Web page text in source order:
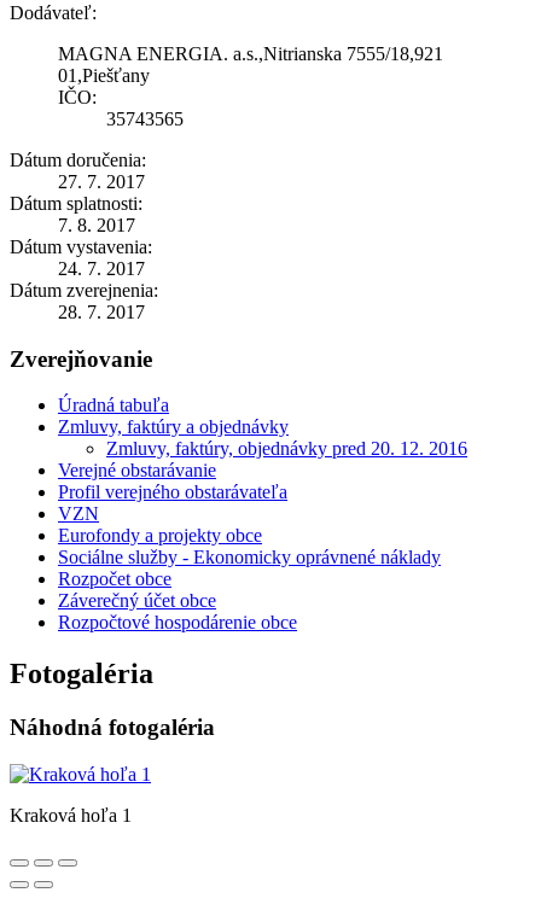
Dodávateľ:
MAGNA ENERGIA. a.s.,Nitrianska 7555/18,921
01,Piešťany
IČO:
35743565
Dátum doručenia:
27. 7. 2017
Dátum splatnosti:
7. 8. 2017
Dátum vystavenia:
24. 7. 2017
Dátum zverejnenia:
28. 7. 2017
Zverejňovanie
Úradná tabuľa
Zmluvy, faktúry a objednávky
Zmluvy, faktúry, objednávky pred 20. 12. 2016
Verejné obstarávanie
Profil verejného obstarávateľa
VZN
Eurofondy a projekty obce
Sociálne služby - Ekonomicky oprávnené náklady
Rozpočet obce
Záverečný účet obce
Rozpočtové hospodárenie obce
Fotogaléria
Náhodná fotogaléria
Kraková hoľa 1